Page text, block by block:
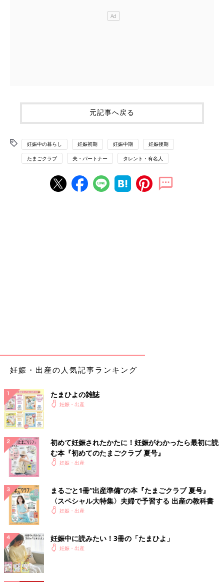
元記事へ戻る
妊娠中の暮らし 妊娠初期 妊娠中期 妊娠後期
たまごクラブ 夫・パートナー タレント・有名人
妊娠・出産の人気記事ランキング
たまひよの雑誌
妊娠・出産
初めて妊娠されたかたに！妊娠がわかったら最初に読
む本『初めてのたまごクラブ 夏号』
妊娠・出産
まるごと1冊“出産準備”の本『たまごクラブ 夏号』
〈スペシャル大特集〉夫婦で予習する 出産の教科書
妊娠・出産
妊娠中に読みたい！3冊の「たまひよ」
妊娠・出産